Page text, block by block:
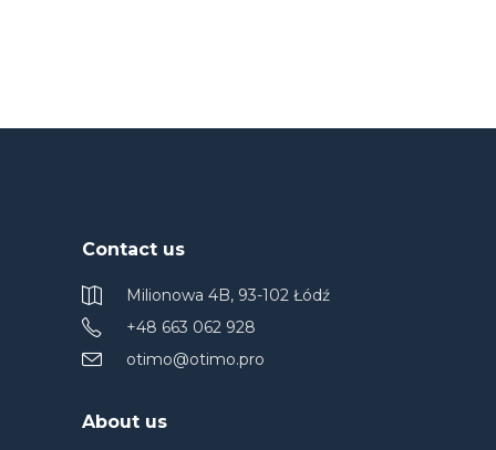
Contact us
Milionowa 4B, 93-102 Łódź
+48 663 062 928
otimo@otimo.pro
About us